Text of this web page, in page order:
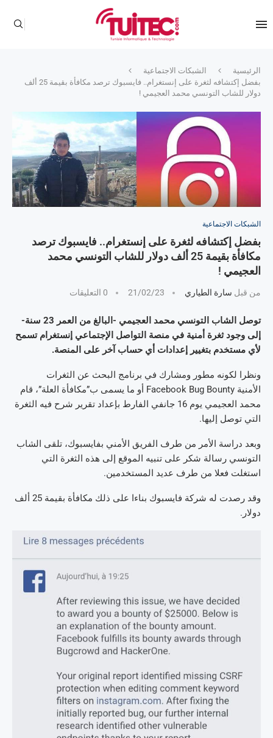
الرئيسية
الشبكات الاجتماعية
بفضل إكتشافه لثغرة على إنستغرام.. فايسبوك ترصد مكافأة بقيمة 25 ألف
دولار للشاب التونسي محمد العجيمي !
الشبكات الاجتماعية
بفضل إكتشافه لثغرة على إنستغرام.. فايسبوك ترصد
مكافأة بقيمة 25 ألف دولار للشاب التونسي محمد
العجيمي !
من قبل سارة الطياري 21/02/23 0 التعليقات
توصل الشاب التونسي محمد العجيمي -البالغ من العمر 23 سنة-
إلى وجود ثغرة أمنية في منصة التواصل الإجتماعي إنستغرام تسمح
لأي مستخدم بتغيير إعدادات أي حساب آخر على المنصة.
ونظرا لكونه مطور ومشارك في برنامج البحث عن الثغرات
الأمنية Facebook Bug Bounty أو ما يسمى ب”مكافأة العلة”، قام
محمد العجيمي يوم 16 جانفي الفارط بإعداد تقرير شرح فيه الثغرة
التي توصل إليها.
وبعد دراسة الأمر من طرف الفريق الأمني بفايسبوك، تلقى الشاب
التونسي رسالة شكر على تنبيه الموقع إلى هذه الثغرة التي
استغلت فعلا من طرف عديد المستخدمين.
وقد رصدت له شركة فايسبوك بناءا على ذلك مكافأة بقيمة 25 ألف
دولار.